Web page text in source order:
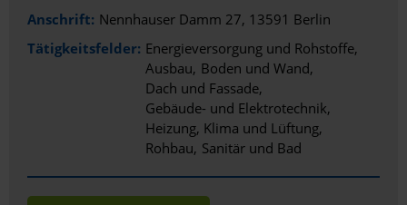
Anschrift: Nennhauser Damm 27, 13591 Berlin
Tätigkeitsfelder: Energieversorgung und Rohstoffe
Ausbau Boden und Wand
Dach und Fassade
Gebäude- und Elektrotechnik
Heizung, Klima und Lüftung
Rohbau Sanitär und Bad